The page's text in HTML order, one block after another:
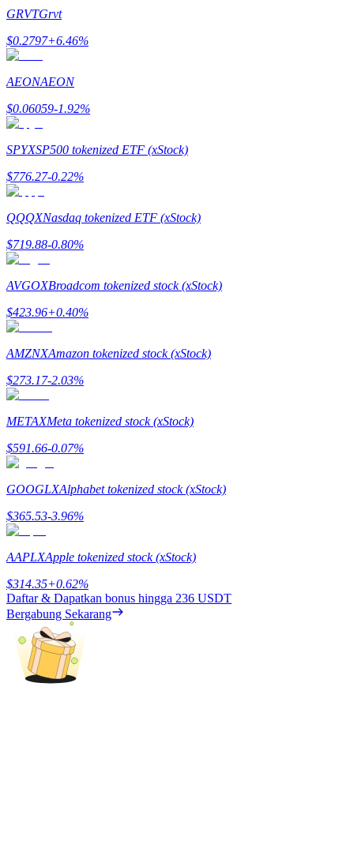
Mitra Bitrue
Afiliasi Bitrue
Hingga 65% Komisi!
Referensi
GRVTGrvt
$0.2797+6.46%
AEONAEON
$0.06059-1.92%
SPYXSP500 tokenized ETF (xStock)
$776.27-0.22%
QQQXNasdaq tokenized ETF (xStock)
$719.88-0.80%
AVGOXBroadcom tokenized stock (xStock)
$423.96+0.40%
AMZNXAmazon tokenized stock (xStock)
$273.17-2.03%
METAXMeta tokenized stock (xStock)
$591.66-0.07%
GOOGLXAlphabet tokenized stock (xStock)
$365.53-3.96%
AAPLXApple tokenized stock (xStock)
$314.35+0.62%
Daftar & Dapatkan bonus hingga 236 USDT
Bergabung Sekarang